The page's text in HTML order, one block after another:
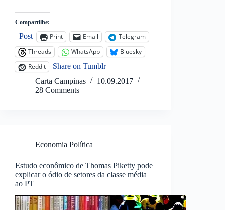
Compartilhe:
Post Print Email
Telegram
Threads
WhatsApp
Bluesky
Reddit
Share on Tumblr
Carta Campinas
10.09.2017
28 Comments
Economia Política
Estudo econômico de Thomas Piketty pode
explicar o ódio de setores da classe média
ao PT